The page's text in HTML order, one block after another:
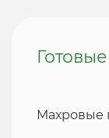
Махровые